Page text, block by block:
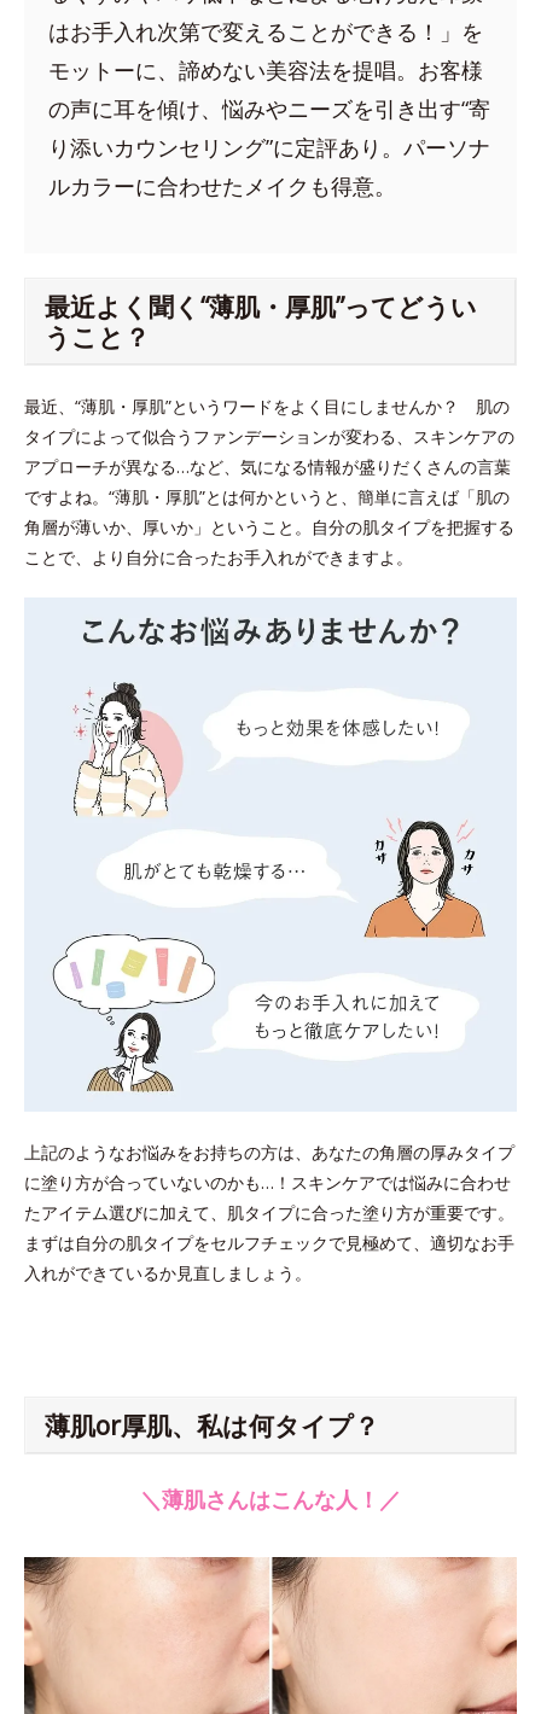
はお手入れ次第で変えることができる！」を
モットーに、諦めない美容法を提唱。お客様
の声に耳を傾け、悩みやニーズを引き出す“寄
り添いカウンセリング”に定評あり。パーソナ
ルカラーに合わせたメイクも得意。
最近よく聞く“薄肌・厚肌”ってどうい
うこと？
最近、“薄肌・厚肌”というワードをよく目にしませんか？ 肌の
タイプによって似合うファンデーションが変わる、スキンケアの
アプローチが異なる…など、気になる情報が盛りだくさんの言葉
ですよね。“薄肌・厚肌”とは何かというと、簡単に言えば「肌の
角層が薄いか、厚いか」ということ。自分の肌タイプを把握する
ことで、より自分に合ったお手入れができますよ。
上記のようなお悩みをお持ちの方は、あなたの角層の厚みタイプ
に塗り方が合っていないのかも…！スキンケアでは悩みに合わせ
たアイテム選びに加えて、肌タイプに合った塗り方が重要です。
まずは自分の肌タイプをセルフチェックで見極めて、適切なお手
入れができているか見直しましょう。
薄肌or厚肌、私は何タイプ？
＼薄肌さんはこんな人！／